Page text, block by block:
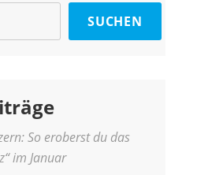
SUCHEN
So eroberst du das
im Januar